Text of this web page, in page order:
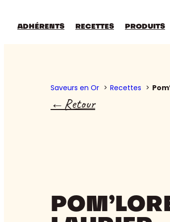
contenu
ADHÉRENTS RECETTES PRODUITS
Saveurs en Or Recettes
Retour